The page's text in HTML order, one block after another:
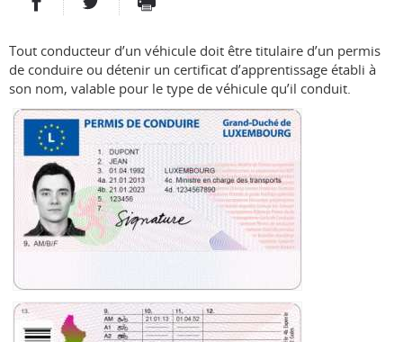
Tout conducteur d’un véhicule doit être titulaire d’un permis
de conduire ou détenir un certificat d’apprentissage établi à
son nom, valable pour le type de véhicule qu’il conduit.